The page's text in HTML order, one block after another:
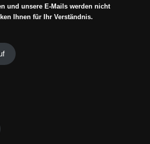
und unsere E-Mails werden nicht
Ihnen für Ihr Verständnis.